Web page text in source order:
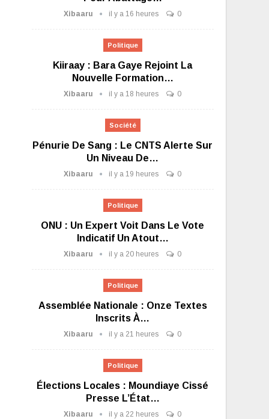
Xibaaru il y a 16 heures 0
Politique
Kiiraay : Bara Gaye Rejoint La
Nouvelle Formation…
Xibaaru il y a 18 heures 0
Société
Pénurie De Sang : Le CNTS Alerte Sur
Un Niveau De…
Xibaaru il y a 19 heures 0
Politique
ONU : Un Expert Voit Dans Le Vote
Indicatif Un Atout…
Xibaaru il y a 20 heures 0
Politique
Assemblée Nationale : Onze Textes
Inscrits À…
Xibaaru il y a 21 heures 0
Politique
Élections Locales : Moundiaye Cissé
Presse L’État…
Xibaaru il y a 22 heures 0